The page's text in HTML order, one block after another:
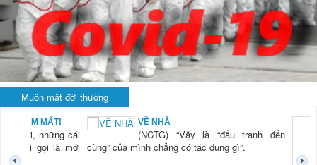
Muôn mặt đời thường
những cái
là mới
VỀ NHÀ
(NCTG) “Vậy là “đấu tranh đến
cùng” của mình chẳng có tác dụng gì”.